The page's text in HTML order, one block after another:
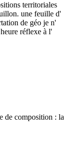
territoriales
une feuille d'
de géo je n'
réflexe à l'
de composition : la